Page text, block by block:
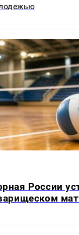
России